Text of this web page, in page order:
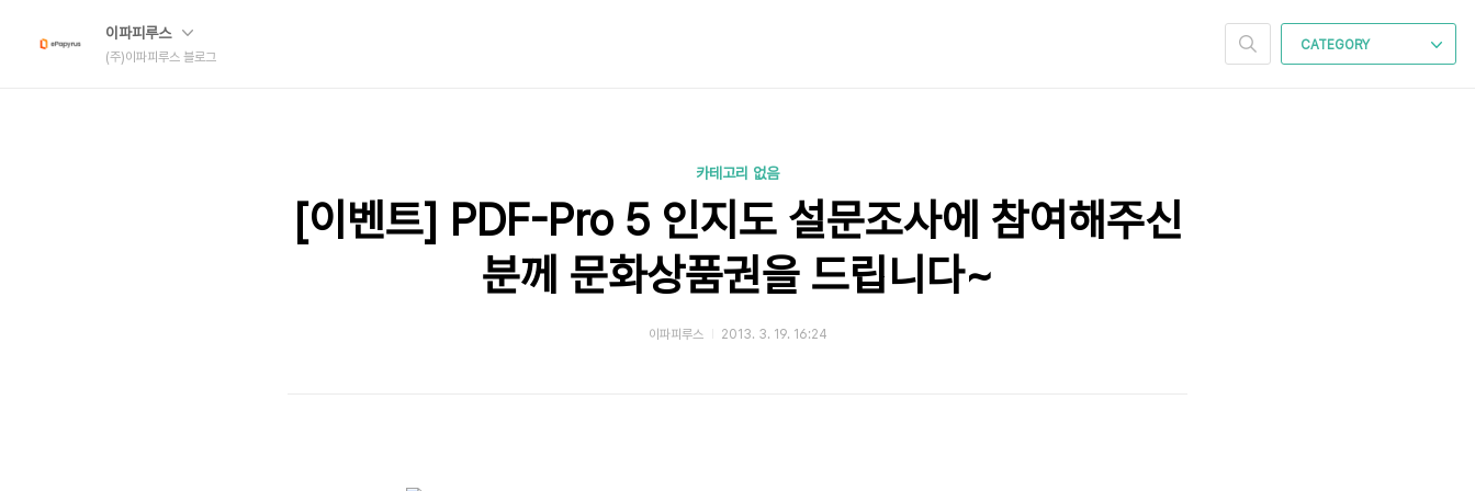
이파피루스
(주)이파피루스 블로그
CATEGORY
카테고리 없음
[이벤트] PDF-Pro 5 인지도 설문조사에 참여해주신
분께 문화상품권을 드립니다~
이파피루스 2013. 3. 19. 16:24